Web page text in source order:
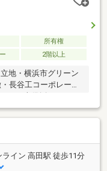
所有権
2階以上
地・横浜市グリーン
長谷工コーポレーシ
上の広さ、約8帖の
天井高・作業効率の
随所に収納スペース
窓があり、こまめな
ック▼周辺環境・い
ご希望の住まい
ライン 高田駅 徒歩11分